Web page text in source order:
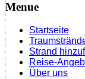
Menue
Startseite
Strand
Reise-
Über uns